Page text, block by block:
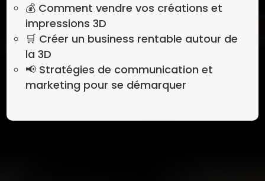
💰 Comment vendre vos créations et
impressions 3D
🛒 Créer un business rentable autour de
la 3D
📢 Stratégies de communication et
marketing pour se démarquer